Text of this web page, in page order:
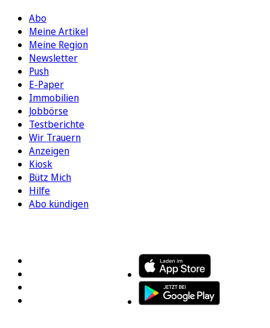
Abo
Meine Artikel
Meine Region
Newsletter
Push
E-Paper
Immobilien
Jobbörse
Testberichte
Wir Trauern
Anzeigen
Kiosk
Bütz Mich
Hilfe
Abo kündigen